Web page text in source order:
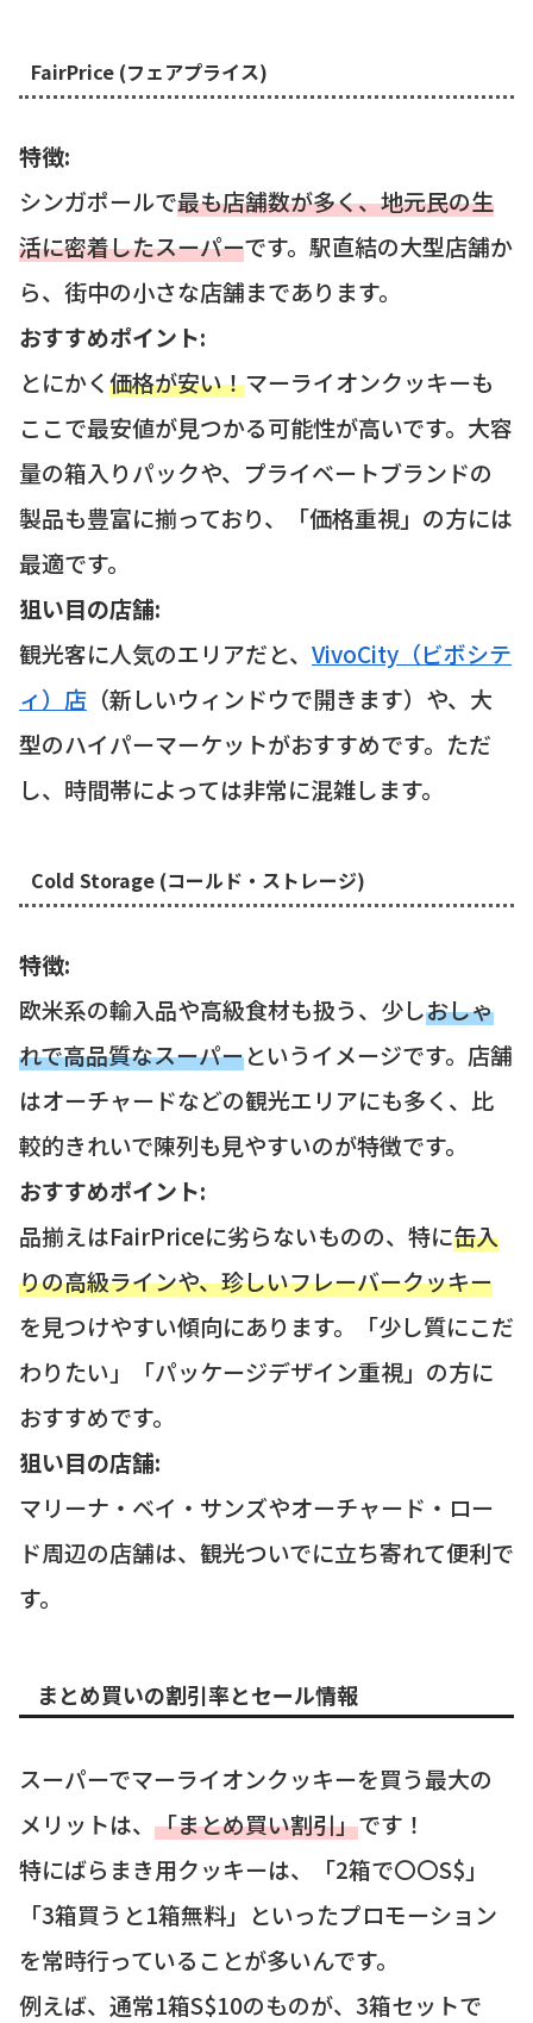
FairPrice (フェアプライス)
特徴:
シンガポールで最も店舗数が多く、地元民の生
活に密着したスーパーです。駅直結の大型店舗か
ら、街中の小さな店舗まであります。
おすすめポイント:
とにかく価格が安い！マーライオンクッキーも
ここで最安値が見つかる可能性が高いです。大容
量の箱入りパックや、プライベートブランドの
製品も豊富に揃っており、「価格重視」の方には
最適です。
狙い目の店舗:
観光客に人気のエリアだと、 VivoCity（ビボシテ
ィ）店 （新しいウィンドウで開きます）や、大
型のハイパーマーケットがおすすめです。ただ
し、時間帯によっては非常に混雑します。
Cold Storage (コールド・ストレージ)
特徴:
欧米系の輸入品や高級食材も扱う、少しおしゃ
れで高品質なスーパーというイメージです。店舗
はオーチャードなどの観光エリアにも多く、比
較的きれいで陳列も見やすいのが特徴です。
おすすめポイント:
品揃えはFairPriceに劣らないものの、特に缶入
りの高級ラインや、珍しいフレーバークッキー
を見つけやすい傾向にあります。「少し質にこだ
わりたい」「パッケージデザイン重視」の方に
おすすめです。
狙い目の店舗:
マリーナ・ベイ・サンズやオーチャード・ロー
ド周辺の店舗は、観光ついでに立ち寄れて便利で
す。
まとめ買いの割引率とセール情報
スーパーでマーライオンクッキーを買う最大の
メリットは、 「まとめ買い割引」です！
特にばらまき用クッキーは、「2箱で〇〇S$」
「3箱買うと1箱無料」といったプロモーション
を常時行っていることが多いんです。
例えば、通常1箱S$10のものが、3箱セットで